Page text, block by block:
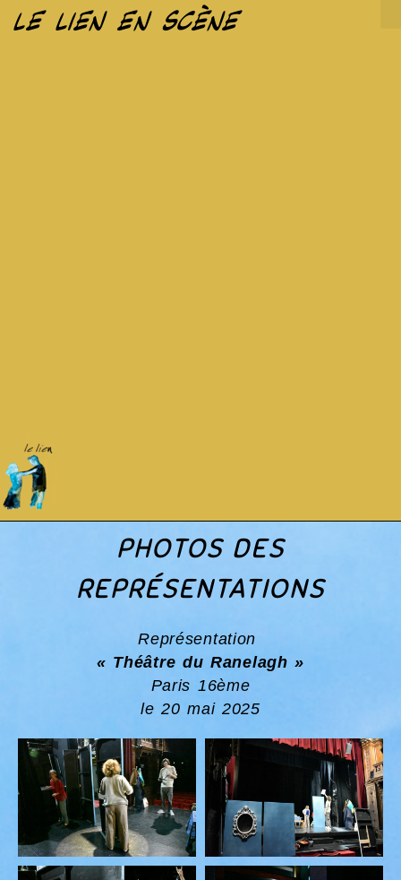
le lien en scène
PHOTOS DES
REPRÉSENTATIONS
Représentation
« Théâtre du Ranelagh »
Paris 16ème
le 20 mai 2025